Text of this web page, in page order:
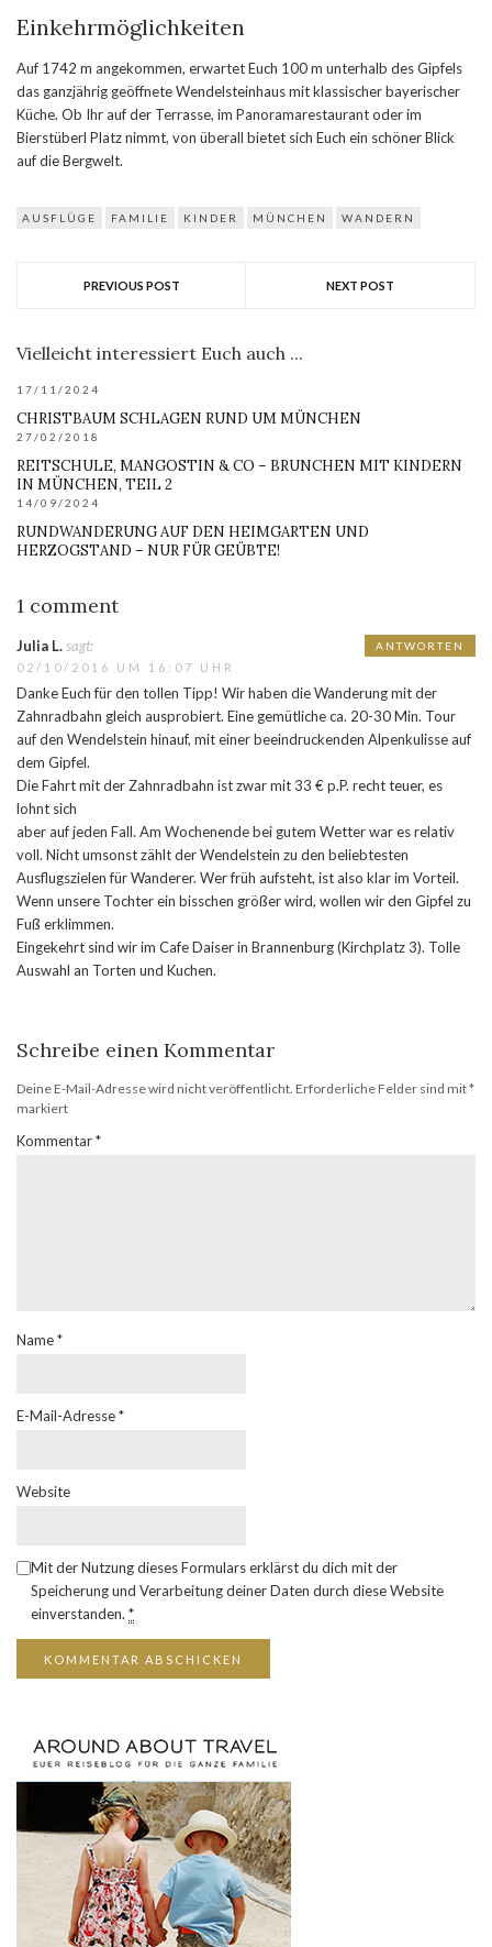
Einkehrmöglichkeiten
Auf 1742 m angekommen, erwartet Euch 100 m unterhalb des Gipfels
das ganzjährig geöffnete Wendelsteinhaus mit klassischer bayerischer
Küche. Ob Ihr auf der Terrasse, im Panoramarestaurant oder im
Bierstüberl Platz nimmt, von überall bietet sich Euch ein schöner Blick
auf die Bergwelt.
AUSFLÜGE FAMILIE KINDER MÜNCHEN WANDERN
PREVIOUS POST NEXT POST
Vielleicht interessiert Euch auch ...
17/11/2024
CHRISTBAUM SCHLAGEN RUND UM MÜNCHEN
27/02/2018
REITSCHULE, MANGOSTIN & CO – BRUNCHEN MIT KINDERN
IN MÜNCHEN, TEIL 2
14/09/2024
RUNDWANDERUNG AUF DEN HEIMGARTEN UND
HERZOGSTAND – NUR FÜR GEÜBTE!
1 comment
Julia L.sagt:
02/10/2016 UM 16:07 UHR
Danke Euch für den tollen Tipp! Wir haben die Wanderung mit der
Zahnradbahn gleich ausprobiert. Eine gemütliche ca. 20-30 Min. Tour
auf den Wendelstein hinauf, mit einer beeindruckenden Alpenkulisse auf
dem Gipfel.
Die Fahrt mit der Zahnradbahn ist zwar mit 33 € p.P. recht teuer, es
lohnt sich
aber auf jeden Fall. Am Wochenende bei gutem Wetter war es relativ
voll. Nicht umsonst zählt der Wendelstein zu den beliebtesten
Ausflugszielen für Wanderer. Wer früh aufsteht, ist also klar im Vorteil.
Wenn unsere Tochter ein bisschen größer wird, wollen wir den Gipfel zu
Fuß erklimmen.
Eingekehrt sind wir im Cafe Daiser in Brannenburg (Kirchplatz 3). Tolle
Auswahl an Torten und Kuchen.
ANTWORTEN
Schreibe einen Kommentar
Deine E-Mail-Adresse wird nicht veröffentlicht. Erforderliche Felder sind mit*
markiert
Kommentar*
Name*
E-Mail-Adresse*
Website
Mit der Nutzung dieses Formulars erklärst du dich mit der
Speicherung und Verarbeitung deiner Daten durch diese Website
einverstanden. *